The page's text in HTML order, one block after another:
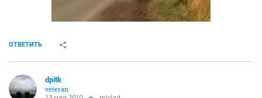
ОТВЕТИТЬ
dpitk
veteran